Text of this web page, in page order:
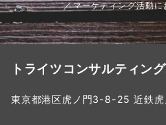
／マーケティング活動
トライツコンサルティン
東京都港区虎ノ門3-8-25 近鉄虎